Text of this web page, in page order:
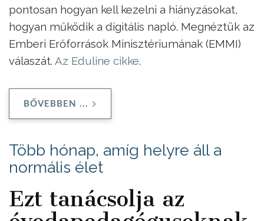
pontosan hogyan kell kezelni a hiányzásokat,
hogyan működik a digitális napló. Megnéztük az
Emberi Erőforrások Minisztériumának (EMMI)
válaszát. Az Eduline cikke.
BŐVEBBEN ...
Több hónap, amíg helyre áll a
normális élet
Ezt tanácsolja az